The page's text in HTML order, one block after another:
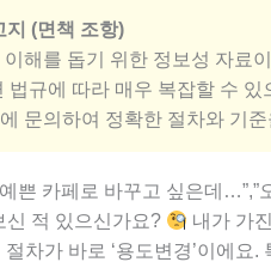
(면책 조항)
해를 돕기 위한 정보성 자료
법규에 따라 매우 복잡할 수
문의하여 정확한 절차와 기
쁜 카페로 바꾸고 싶은데
적 있으신가요?
내가 가
차가 바로 ‘용도변경’이에요